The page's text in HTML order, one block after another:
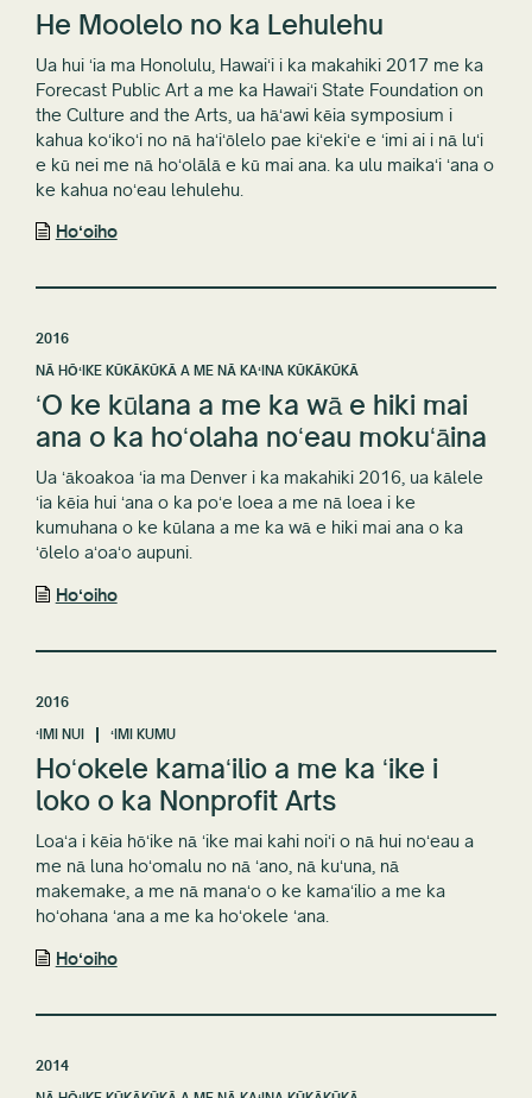
He Moolelo no ka Lehulehu
Ua hui ʻia ma Honolulu, Hawaiʻi i ka makahiki 2017 me ka
Forecast Public Art a me ka Hawaiʻi State Foundation on
the Culture and the Arts, ua hāʻawi kēia symposium i
kahua koʻikoʻi no nā haʻiʻōlelo pae kiʻekiʻe e ʻimi ai i nā luʻi
e kū nei me nā hoʻolālā e kū mai ana. ka ulu maikaʻi ʻana o
ke kahua noʻeau lehulehu.
Hoʻoiho
2016
NĀ HŌʻIKE KŪKĀKŪKĀ A ME NĀ KAʻINA KŪKĀKŪKĀ
ʻO ke kūlana a me ka wā e hiki mai
ana o ka hoʻolaha noʻeau mokuʻāina
Ua ʻākoakoa ʻia ma Denver i ka makahiki 2016, ua kālele
ʻia kēia hui ʻana o ka poʻe loea a me nā loea i ke
kumuhana o ke kūlana a me ka wā e hiki mai ana o ka
ʻōlelo aʻoaʻo aupuni.
Hoʻoiho
2016
ʻIMI NUI
ʻIMI KUMU
Hoʻokele kamaʻilio a me ka ʻike i
loko o ka Nonprofit Arts
Loaʻa i kēia hōʻike nā ʻike mai kahi noiʻi o nā hui noʻeau a
me nā luna hoʻomalu no nā ʻano, nā kuʻuna, nā
makemake, a me nā manaʻo o ke kamaʻilio a me ka
hoʻohana ʻana a me ka hoʻokele ʻana.
Hoʻoiho
2014